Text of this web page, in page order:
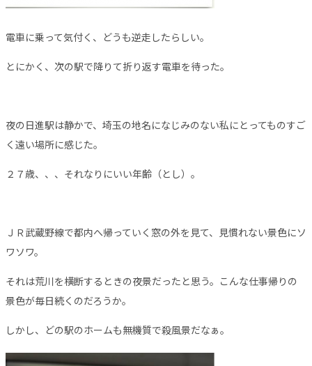
電車に乗って気付く、どうも逆走したらしい。
とにかく、次の駅で降りて折り返す電車を待った。
夜の日進駅は静かで、埼玉の地名になじみのない私にとってものすご
く遠い場所に感じた。
２７歳、、、それなりにいい年齢（とし）。
ＪＲ武蔵野線で都内へ帰っていく窓の外を見て、見慣れない景色にソ
ワソワ。
それは荒川を横断するときの夜景だったと思う。こんな仕事帰りの
景色が毎日続くのだろうか。
しかし、どの駅のホームも無機質で殺風景だなぁ。